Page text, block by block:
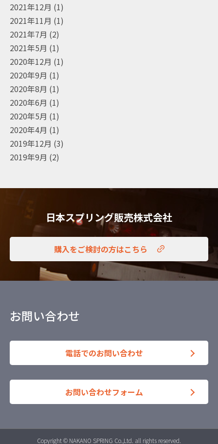
2021年12月 (1)
2021年11月 (1)
2021年7月 (2)
2021年5月 (1)
2020年12月 (1)
2020年9月 (1)
2020年8月 (1)
2020年6月 (1)
2020年5月 (1)
2020年4月 (1)
2019年12月 (3)
2019年9月 (2)
日本スプリング販売株式会社
購入をご検討の方はこちら
お問い合わせ
電話でのお問い合わせ
お問い合わせフォーム
Copyright © NAKANO SPRING Co.,Ltd. all rights reserved.